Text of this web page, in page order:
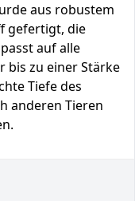
aus robustem
gefertigt, die
auf alle
bis zu einer Stärke
Tiefe des
anderen Tieren